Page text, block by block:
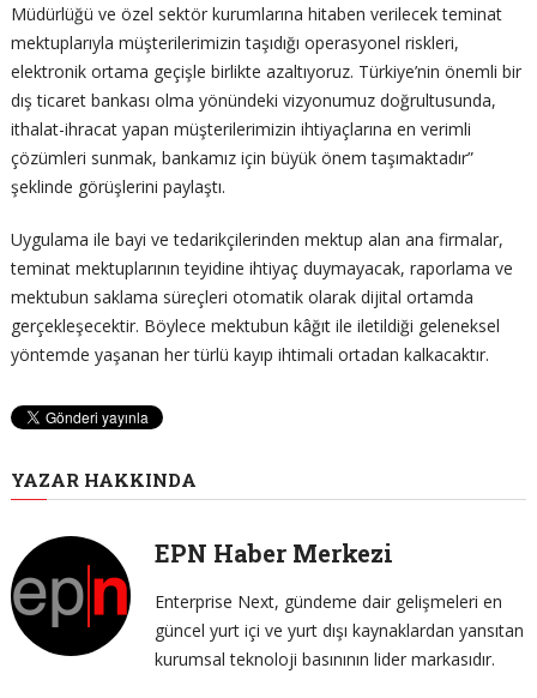
Müdürlüğü ve özel sektör kurumlarına hitaben verilecek teminat
mektuplarıyla müşterilerimizin taşıdığı operasyonel riskleri,
elektronik ortama geçişle birlikte azaltıyoruz. Türkiye’nin önemli bir
dış ticaret bankası olma yönündeki vizyonumuz doğrultusunda,
ithalat-ihracat yapan müşterilerimizin ihtiyaçlarına en verimli
çözümleri sunmak, bankamız için büyük önem taşımaktadır”
şeklinde görüşlerini paylaştı.
Uygulama ile bayi ve tedarikçilerinden mektup alan ana firmalar,
teminat mektuplarının teyidine ihtiyaç duymayacak, raporlama ve
mektubun saklama süreçleri otomatik olarak dijital ortamda
gerçekleşecektir. Böylece mektubun kâğıt ile iletildiği geleneksel
yöntemde yaşanan her türlü kayıp ihtimali ortadan kalkacaktır.
YAZAR HAKKINDA
EPN Haber Merkezi
Enterprise Next, gündeme dair gelişmeleri en
güncel yurt içi ve yurt dışı kaynaklardan yansıtan
kurumsal teknoloji basınının lider markasıdır.